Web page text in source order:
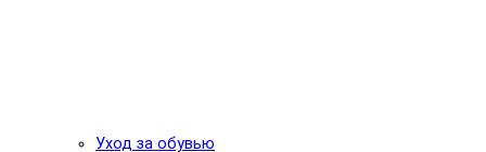
Уход за обувью